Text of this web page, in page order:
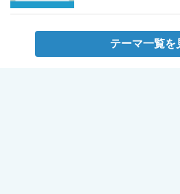
テーマ一覧を